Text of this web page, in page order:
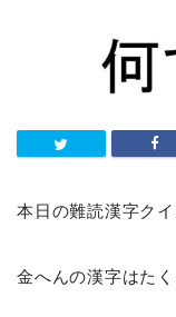
本日の難読漢字ク
金へんの漢字はた